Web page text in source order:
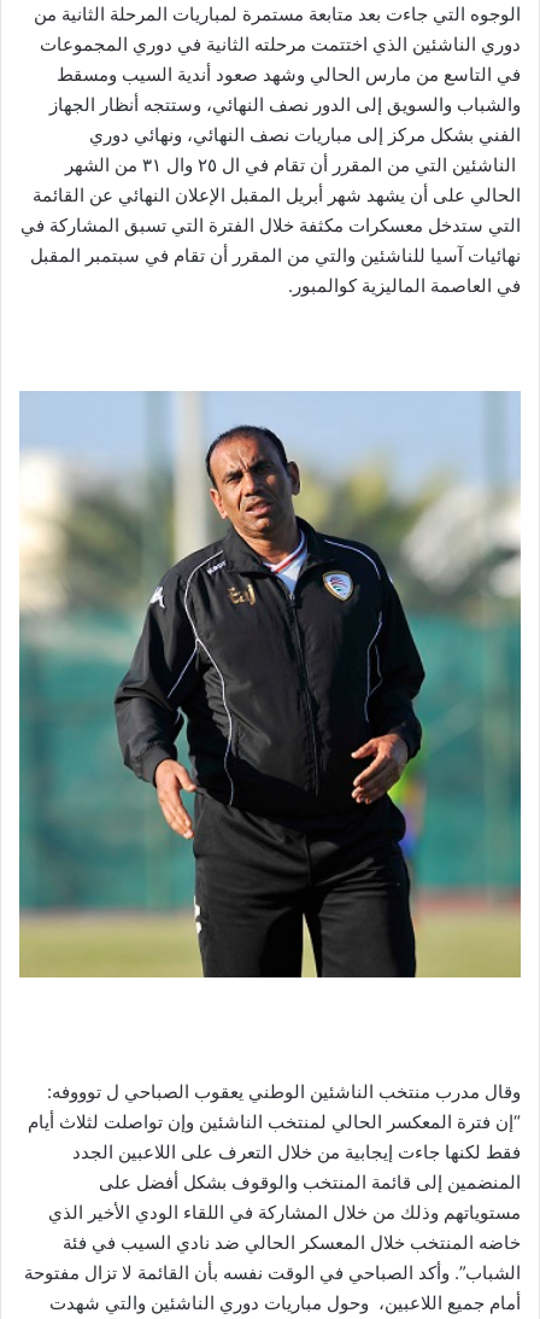
الوجوه التي جاءت بعد متابعة مستمرة لمباريات المرحلة الثانية من
دوري الناشئين الذي اختتمت مرحلته الثانية في دوري المجموعات
في التاسع من مارس الحالي وشهد صعود أندية السيب ومسقط
والشباب والسويق إلى الدور نصف النهائي، وستتجه أنظار الجهاز
الفني بشكل مركز إلى مباريات نصف النهائي، ونهائي دوري
الناشئين التي من المقرر أن تقام في ال ٢٥ وال ٣١ من الشهر
الحالي على أن يشهد شهر أبريل المقبل الإعلان النهائي عن القائمة
التي ستدخل معسكرات مكثفة خلال الفترة التي تسبق المشاركة في
نهائيات آسيا للناشئين والتي من المقرر أن تقام في سبتمبر المقبل
في العاصمة الماليزية كوالمبور.
وقال مدرب منتخب الناشئين الوطني يعقوب الصباحي ل توووفه:
“إن فترة المعكسر الحالي لمنتخب الناشئين وإن تواصلت لثلاث أيام
فقط لكنها جاءت إيجابية من خلال التعرف على اللاعبين الجدد
المنضمين إلى قائمة المنتخب والوقوف بشكل أفضل على
مستوياتهم وذلك من خلال المشاركة في اللقاء الودي الأخير الذي
خاضه المنتخب خلال المعسكر الحالي ضد نادي السيب في فئة
الشباب”. وأكد الصباحي في الوقت نفسه بأن القائمة لا تزال مفتوحة
أمام جميع اللاعبين، وحول مباريات دوري الناشئين والتي شهدت